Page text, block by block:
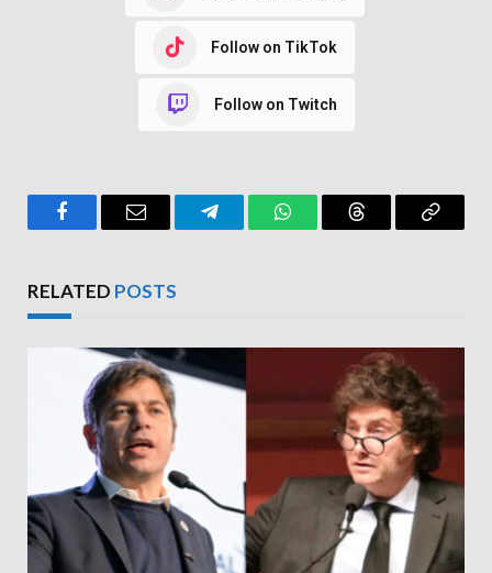
Follow on TikTok
Follow on Twitch
FacebookEmail TelegramWhatsAppThreads Copy
RELATED POSTS